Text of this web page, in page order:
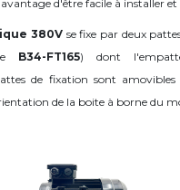
d'être facile à installer
380V se fixe par deux
B34-FT165) dont
de fixation sont amovibles
de la boite à borne du